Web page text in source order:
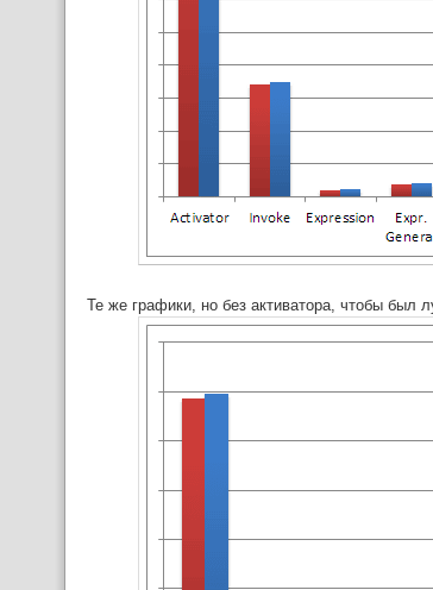
Те же графики, но без активатора, чтобы был